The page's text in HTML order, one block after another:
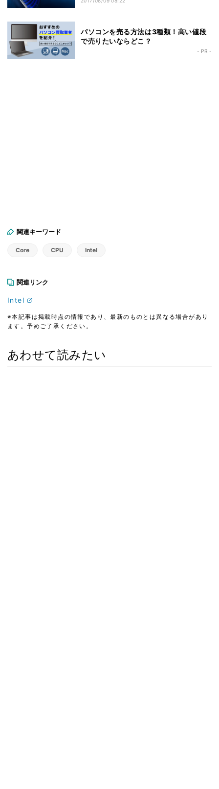
パソコンを売る方法は3種類！高い値段
で売りたいならどこ？
- PR -
関連キーワード
Core CPU Intel
関連リンク
Intel
※本記事は掲載時点の情報であり、最新のものとは異なる場合があり
ます。予めご了承ください。
あわせて読みたい